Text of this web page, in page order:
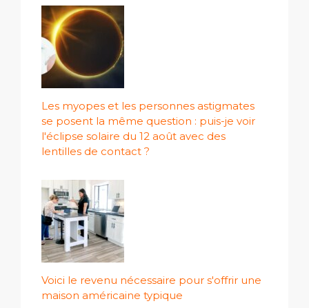
Les myopes et les personnes astigmates
se posent la même question : puis-je voir
l'éclipse solaire du 12 août avec des
lentilles de contact ?
Voici le revenu nécessaire pour s'offrir une
maison américaine typique